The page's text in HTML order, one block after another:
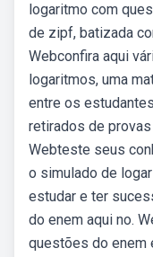
logaritmo com
de zipf, batizada
Webconfira aqui
logaritmos, uma
entre os
retirados de
Webteste seus
o simulado de
estudar e ter
do enem aqui no.
questões do enem